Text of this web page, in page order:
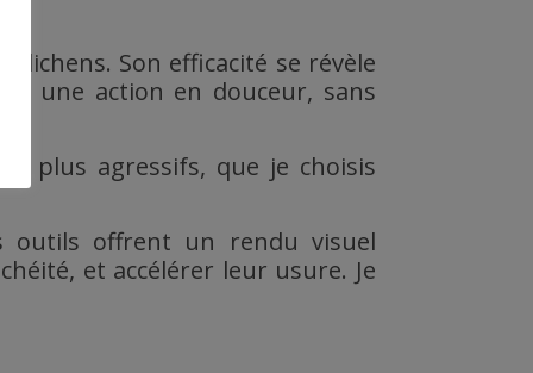
Son efficacité se révèle
une action en douceur, sans
plus agressifs, que je choisis
outils offrent un rendu visuel
et accélérer leur usure. Je